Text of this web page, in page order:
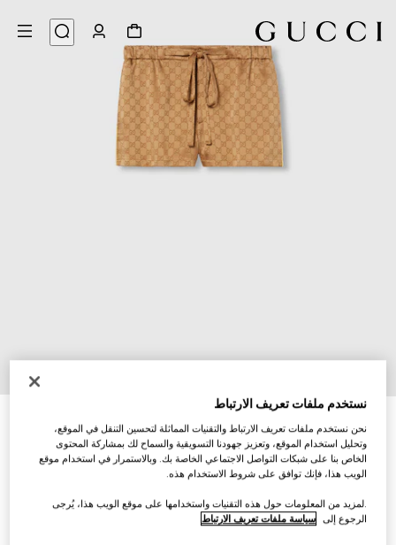
شورت من الساتان بنقش GG
AED 3,950
نستخدم ملفات تعريف الارتباط
نحن نستخدم ملفات تعريف الارتباط والتقنيات المماثلة لتحسين التنقل في الموقع،
وتحليل استخدام الموقع، وتعزيز جهودنا التسويقية والسماح لك بمشاركة المحتوى
الخاص بنا على شبكات التواصل الاجتماعي الخاصة بك. وبالاستمرار في استخدام موقع
الويب هذا، فإنك توافق على شروط الاستخدام هذه.
.لمزيد من المعلومات حول هذه التقنيات واستخدامها على موقع الويب هذا، يُرجى
الرجوع إلى سياسة ملفات تعريف الارتباط